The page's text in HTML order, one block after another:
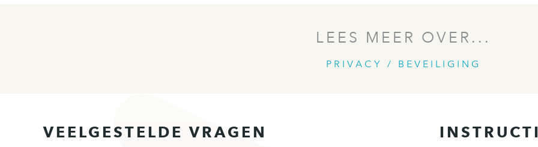
LEES MEER OVER...
PRIVACY / BEVEILIGING
VEELGESTELDE VRAGEN